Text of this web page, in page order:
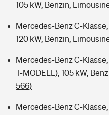
105 kW, Benzin,
Mercedes-Benz C-Klasse,
120 kW, Benzin,
Mercedes-Benz C-Klasse,
T-MODELL), 105 kW,
566)
Mercedes-Benz C-